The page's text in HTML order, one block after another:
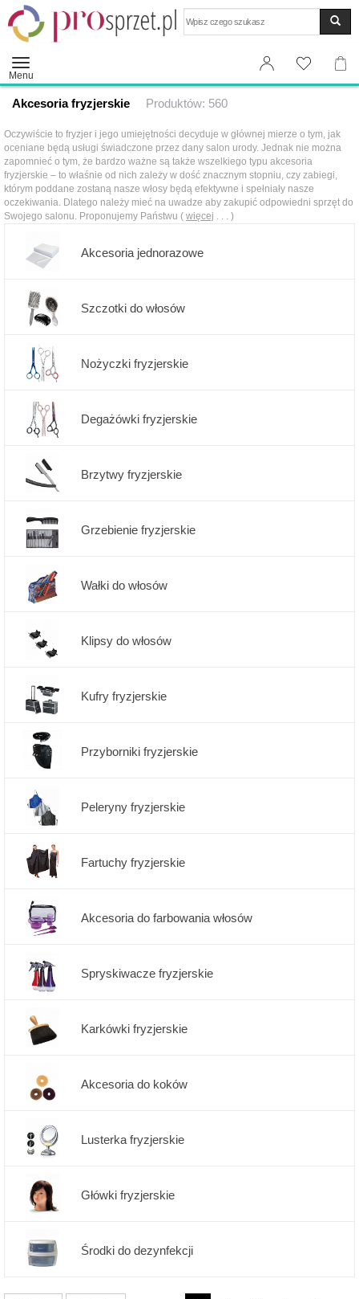
Menu
Akcesoria fryzjerskie Produktów: 560
Oczywiście to fryzjer i jego umiejętności decyduje w głównej mierze o tym, jak
oceniane będą usługi świadczone przez dany salon urody. Jednak nie można
zapomnieć o tym, że bardzo ważne są także wszelkiego typu akcesoria
fryzjerskie – to właśnie od nich zależy w dość znacznym stopniu, czy zabiegi,
którym poddane zostaną nasze włosy będą efektywne i spełniały nasze
oczekiwania. Dlatego należy mieć na uwadze aby zakupić odpowiedni sprzęt do
Swojego salonu. Proponujemy Państwu ( więcej . . . )
Akcesoria jednorazowe
Szczotki do włosów
Nożyczki fryzjerskie
Degażówki fryzjerskie
Brzytwy fryzjerskie
Grzebienie fryzjerskie
Wałki do włosów
Klipsy do włosów
Kufry fryzjerskie
Przyborniki fryzjerskie
Peleryny fryzjerskie
Fartuchy fryzjerskie
Akcesoria do farbowania włosów
Spryskiwacze fryzjerskie
Karkówki fryzjerskie
Akcesoria do koków
Lusterka fryzjerskie
Główki fryzjerskie
Środki do dezynfekcji